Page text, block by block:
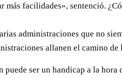
facilidades», sentenció.
administraciones que no
allanen el camino de
ser un handicap a la